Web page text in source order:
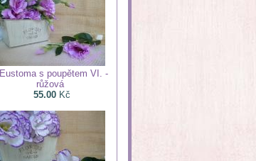
Eustoma s poupětem VI. -
růžová
55.00Kč